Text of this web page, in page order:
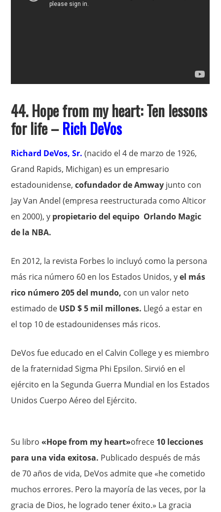
44. Hope from my heart: Ten lessons
for life –Rich DeVos
Richard DeVos, Sr.(nacido el 4 de marzo de 1926,
Grand Rapids, Michigan) es un empresario
estadounidense,cofundador de Amway junto con
Jay Van Andel (empresa reestructurada como Alticor
en 2000), y propietario del equipo Orlando Magic
de la NBA.
En 2012, la revista Forbes lo incluyó como la persona
más rica número 60 en los Estados Unidos, yel más
rico número 205 del mundo, con un valor neto
estimado de USD $ 5 mil millones. Llegó a estar en
el top 10 de estadounidenses más ricos.
DeVos fue educado en el Calvin College y es miembro
de la fraternidad Sigma Phi Epsilon. Sirvió en el
ejército en la Segunda Guerra Mundial en los Estados
Unidos Cuerpo Aéreo del Ejército.
Su libro«Hope from my heart»ofrece 10 lecciones
para una vida exitosa. Publicado después de más
de 70 años de vida, DeVos admite que «he cometido
muchos errores. Pero la mayoría de las veces, por la
gracia de Dios, he logrado tener éxito.» La gracia